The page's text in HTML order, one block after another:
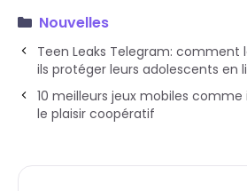
Nouvelles
Teen Leaks Telegram:
ils protéger leurs adolescents en
10 meilleurs jeux mobiles
le plaisir coopératif